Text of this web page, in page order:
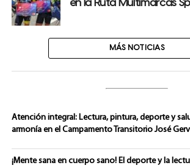
en la Ruta Multimarcas
MÁS NOTICIAS
Atención integral: Lectura, pintura, deporte y
armonía en el Campamento Transitorio José
¡Mente sana en cuerpo sano! El deporte y la